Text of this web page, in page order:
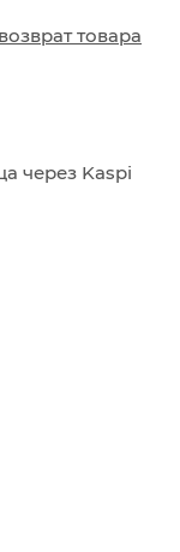
товара
через Kaspi